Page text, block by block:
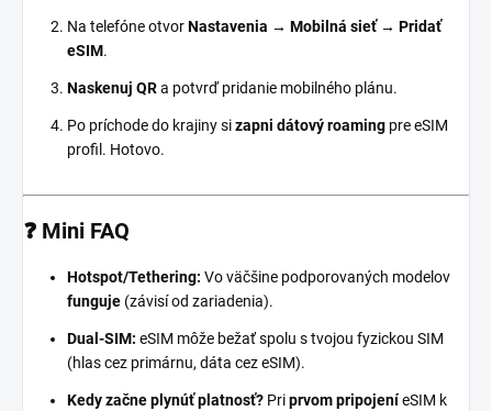
Na telefóne otvorNastavenia → Mobilná sieť → Pridať
eSIM.
Naskenuj QRa potvrď pridanie mobilného plánu.
Po príchode do krajiny sizapni dátový roaming pre eSIM
profil. Hotovo.
❓ Mini FAQ
Hotspot/Tethering: Vo väčšine podporovaných modelov
funguje (závisí od zariadenia).
Dual-SIM: eSIM môže bežať spolu s tvojou fyzickou SIM
(hlas cez primárnu, dáta cez eSIM).
Kedy začne plynúť platnosť? Priprvom pripojeníeSIM k